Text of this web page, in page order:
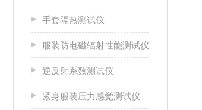
手套隔热测试仪
服装防电磁辐射性能测试仪
逆反射系数测试仪
紧身服装压力感觉测试仪